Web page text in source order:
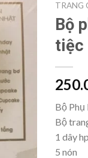
TRANG
Bộ
tiệc
Bộ Phụ
Bộ
1 dây
5 nón